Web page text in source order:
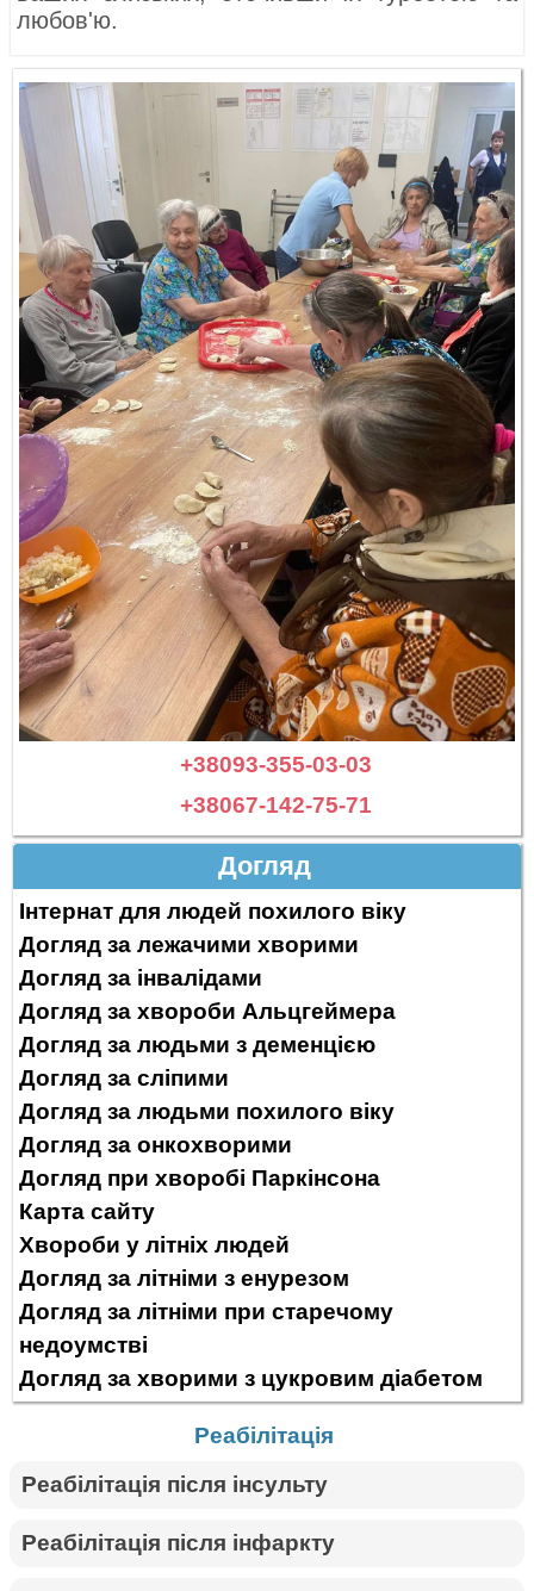
любов'ю.
+38093-355-03-03
+38067-142-75-71
Догляд
Інтернат для людей похилого віку
Догляд за лежачими хворими
Догляд за інвалідами
Догляд за хвороби Альцгеймера
Догляд за людьми з деменцією
Догляд за сліпими
Догляд за людьми похилого віку
Догляд за онкохворими
Догляд при хворобі Паркінсона
Карта сайту
Хвороби у літніх людей
Догляд за літніми з енурезом
Догляд за літніми при старечому
недоумстві
Догляд за хворими з цукровим діабетом
Реабілітація
Реабілітація після інсульту
Реабілітація після інфаркту